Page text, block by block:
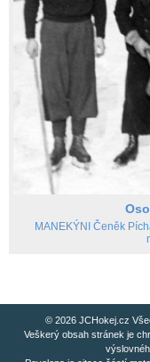
MANEKÝNI Čeněk
© 2026 JCHokej.cz
Veškerý obsah stránek je